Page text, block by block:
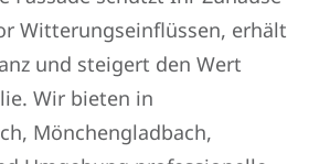
Witterungseinflüssen, erhält
und steigert den Wert
Wir bieten in
Mönchengladbach,